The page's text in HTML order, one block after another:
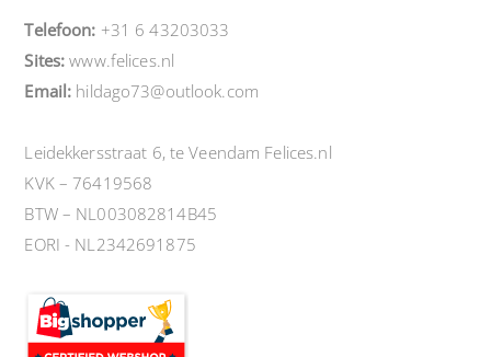
Telefoon: +31 6 43203033
Sites: www.felices.nl
Email: hildago73@outlook.com
Leidekkersstraat 6, te Veendam Felices.nl
KVK – 76419568
BTW – NL003082814B45
EORI - NL2342691875